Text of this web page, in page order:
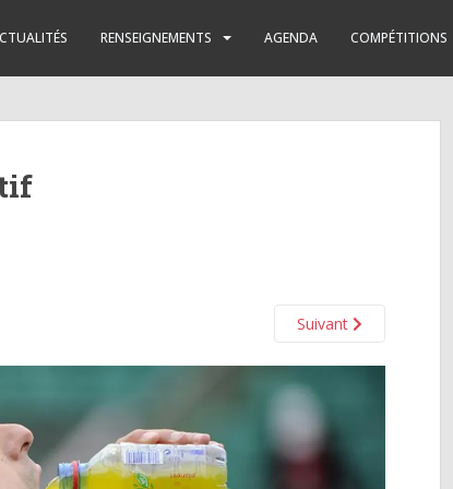
RENSEIGNEMENTS AGENDA COMPÉTITIONS
Suivant